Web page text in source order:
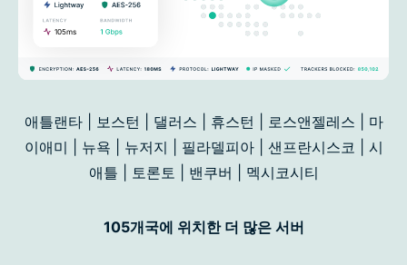
애틀랜타 | 보스턴 | 댈러스 | 휴스턴 | 로스앤젤레스 | 마
이애미 | 뉴욕 | 뉴저지 | 필라델피아 | 샌프란시스코 | 시
애틀 | 토론토 | 밴쿠버 | 멕시코시티
105개국에 위치한 더 많은 서버